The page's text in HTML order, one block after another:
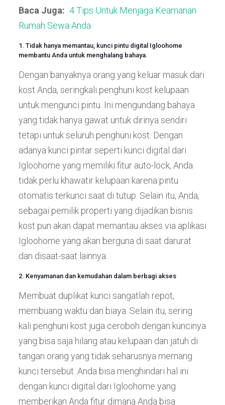
Baca Juga: 4 Tips Untuk Menjaga Keamanan
Rumah Sewa Anda
1. Tidak hanya memantau, kunci pintu digital Igloohome
membantu Anda untuk menghalang bahaya.
Dengan banyaknya orang yang keluar masuk dari
kost Anda, seringkali penghuni kost kelupaan
untuk mengunci pintu. Ini mengundang bahaya
yang tidak hanya gawat untuk dirinya sendiri
tetapi untuk seluruh penghuni kost. Dengan
adanya kunci pintar seperti kunci digital dari
Igloohome yang memiliki fitur auto-lock, Anda
tidak perlu khawatir kelupaan karena pintu
otomatis terkunci saat di tutup. Selain itu, Anda,
sebagai pemilik properti yang dijadikan bisnis
kost pun akan dapat memantau akses via aplikasi
Igloohome yang akan berguna di saat darurat
dan disaat-saat lainnya.
2. Kenyamanan dan kemudahan dalam berbagi akses
Membuat duplikat kunci sangatlah repot,
membuang waktu dan biaya. Selain itu, sering
kali penghuni kost juga ceroboh dengan kuncinya
yang bisa saja hilang atau kelupaan dan jatuh di
tangan orang yang tidak seharusnya memang
kunci tersebut. Anda bisa menghindari hal ini
dengan kunci digital dari Igloohome yang
memberikan Anda fitur dimana Anda bisa